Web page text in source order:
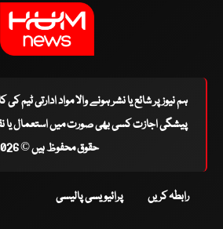
ہم نیوز پر شائع یا نشر ہونے والا مواد ادارتی ٹیم
پیشگی اجازت کسی بھی صورت میں استعمال یا
حقوق محفوظ ہیں © 2026
رابطہ کریں پرائیویسی پالیسی